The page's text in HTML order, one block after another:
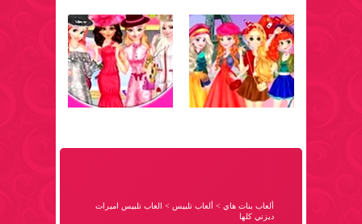
ألعاب بنات هاي > ألعاب تلبيس > العاب تلبيس اميرات
ديزني كلها